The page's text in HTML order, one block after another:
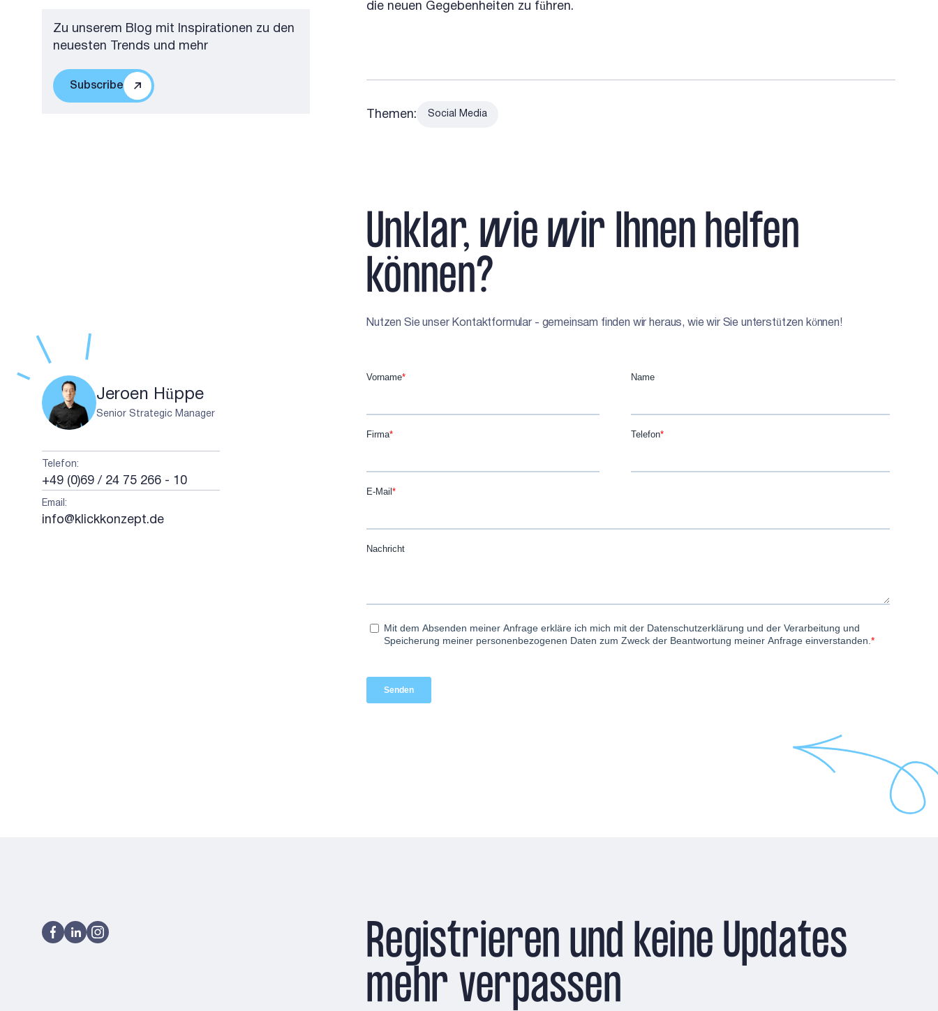
Zu unserem Blog mit Inspirationen zu den
neuesten Trends und mehr
Subscribe
die neuen Gegebenheiten zu führen.
Themen: Social Media
Jeroen Hüppe
Senior Strategic Manager
Telefon:
+49 (0)69 / 24 75 266 - 10
Email :
info@klickkonzept.de
Unklar, wie wir Ihnen helfen
können?
Nutzen Sie unser Kontaktformular - gemeinsam finden wir heraus, wie wir Sie unterstützen können!
Registrieren und keine Updates
mehr verpassen